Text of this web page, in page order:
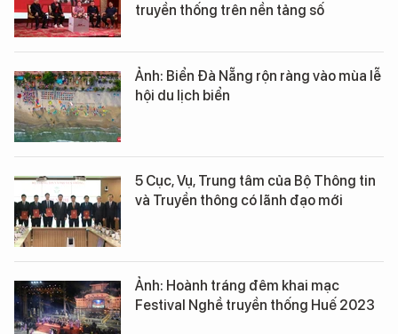
truyền thống trên nền tảng số
Ảnh: Biển Đà Nẵng rộn ràng vào mùa lễ
hội du lịch biển
5 Cục, Vụ, Trung tâm của Bộ Thông tin
và Truyền thông có lãnh đạo mới
Ảnh: Hoành tráng đêm khai mạc
Festival Nghề truyền thống Huế 2023